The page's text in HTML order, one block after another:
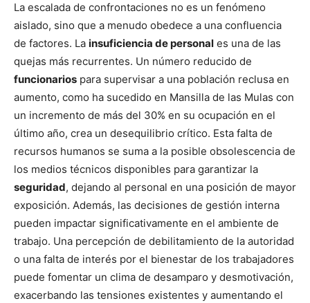
La escalada de confrontaciones no es un fenómeno
aislado, sino que a menudo obedece a una confluencia
de factores. La insuficiencia de personal es una de las
quejas más recurrentes. Un número reducido de
funcionarios para supervisar a una población reclusa en
aumento, como ha sucedido en Mansilla de las Mulas con
un incremento de más del 30% en su ocupación en el
último año, crea un desequilibrio crítico. Esta falta de
recursos humanos se suma a la posible obsolescencia de
los medios técnicos disponibles para garantizar la
seguridad, dejando al personal en una posición de mayor
exposición. Además, las decisiones de gestión interna
pueden impactar significativamente en el ambiente de
trabajo. Una percepción de debilitamiento de la autoridad
o una falta de interés por el bienestar de los trabajadores
puede fomentar un clima de desamparo y desmotivación,
exacerbando las tensiones existentes y aumentando el